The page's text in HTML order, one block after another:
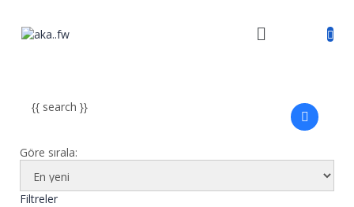
{{ search }}
Göre sırala:
Filtreler